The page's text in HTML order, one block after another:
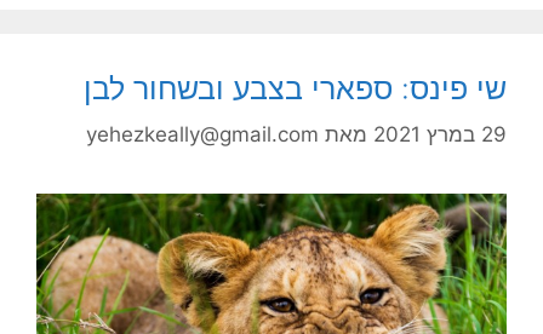
שי פינס: ספארי בצבע ובשחור לבן
29 במרץ 2021 מאת yehezkeally@gmail.com